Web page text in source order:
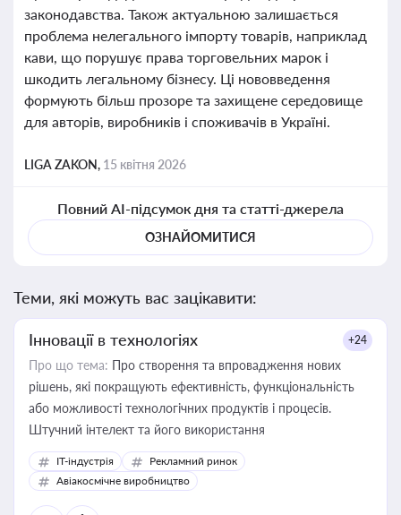
законодавства. Також актуальною залишається
проблема нелегального імпорту товарів, наприклад
кави, що порушує права торговельних марок і
шкодить легальному бізнесу. Ці нововведення
формують більш прозоре та захищене середовище
для авторів, виробників і споживачів в Україні.
LIGA ZAKON, 15 квітня 2026
Повний AI-підсумок дня та статті-джерела
ОЗНАЙОМИТИСЯ
Теми, які можуть вас зацікавити:
Інновації в технологіях +24
Про що тема: Про створення та впровадження нових
рішень, які покращують ефективність, функціональність
або можливості технологічних продуктів і процесів.
Штучний інтелект та його використання
IT-індустрія
Рекламний ринок
Авіакосмічне виробництво